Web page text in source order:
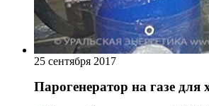
25 сентября 2017
Парогенератор на газе для